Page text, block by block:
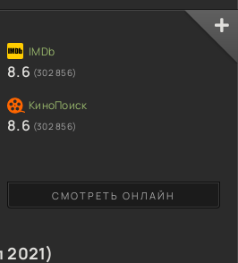
но соперники готовят новое
обстоятельства, подвергают
изменениям, только этим не
и перспективы. Первым шагом
2021)
СМОТРЕТЬ ОНЛАЙН
8.6 (302 856)
8.6 (302 856)